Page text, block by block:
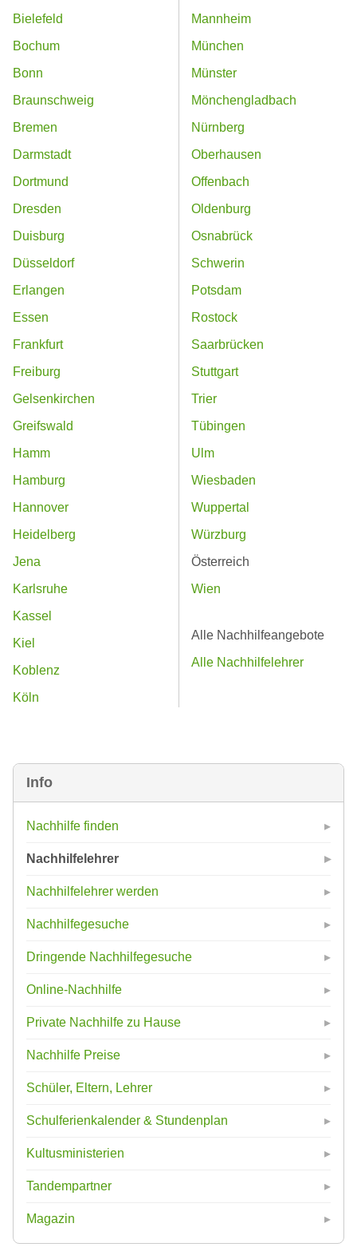
Info
Nachhilfe finden
Nachhilfelehrer
Nachhilfelehrer werden
Nachhilfegesuche
Dringende Nachhilfegesuche
Online-Nachhilfe
Private Nachhilfe zu Hause
Nachhilfe Preise
Schüler, Eltern, Lehrer
Schulferienkalender & Stundenplan
Kultusministerien
Tandempartner
Magazin
Bielefeld
Bochum
Bonn
Braunschweig
Bremen
Darmstadt
Dortmund
Dresden
Duisburg
Düsseldorf
Erlangen
Essen
Frankfurt
Freiburg
Gelsenkirchen
Greifswald
Hamm
Hamburg
Hannover
Heidelberg
Jena
Karlsruhe
Kassel
Kiel
Koblenz
Köln
Mannheim
München
Münster
Mönchengladbach
Nürnberg
Oberhausen
Offenbach
Oldenburg
Osnabrück
Schwerin
Potsdam
Rostock
Saarbrücken
Stuttgart
Trier
Tübingen
Ulm
Wiesbaden
Wuppertal
Würzburg
Österreich
Wien
Alle Nachhilfeangebote
Alle Nachhilfelehrer